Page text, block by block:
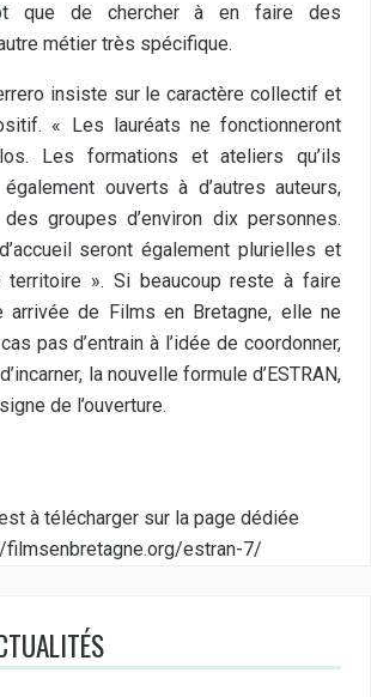
que de chercher à en faire des
métier très spécifique.
insiste sur le caractère collectif et
« Les lauréats ne fonctionneront
Les formations et ateliers qu’ils
ouverts à d’autres auteurs,
groupes d’environ dix personnes.
seront également plurielles et
». Si beaucoup reste à faire
arrivée de Films en Bretagne, elle ne
pas d’entrain à l’idée de coordonner,
la nouvelle formule d’ESTRAN,
de l’ouverture.
à télécharger sur la page dédiée
filmsenbretagne.org/estran-7/